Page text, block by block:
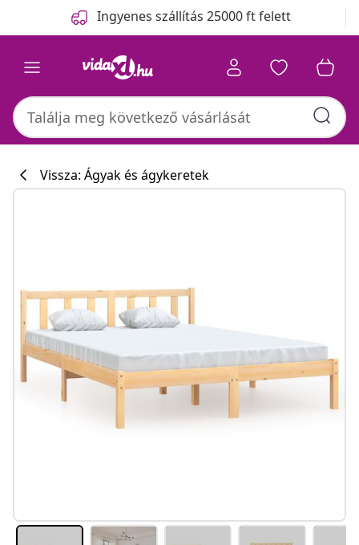
Ingyenes szállítás 25000 ft felett
Vissza: Ágyak és ágykeretek